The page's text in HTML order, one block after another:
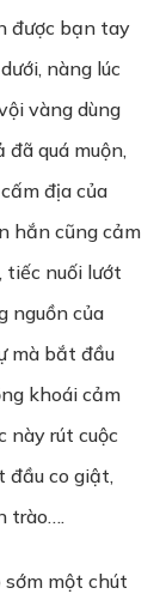
được bạn tay
nàng lúc
vàng dùng
quá muộn,
địa của
hắn cũng cảm
tiếc nuối lướt
nguồn của
mà bắt đầu
khoái cảm
này rút cuộc
đầu co giật,
trào….
một chút